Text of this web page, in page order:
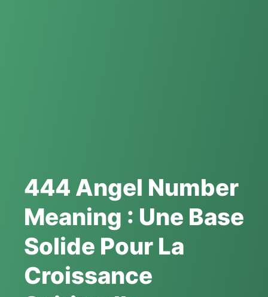
444 Angel Number
Meaning : Une Base
Solide Pour La
Croissance